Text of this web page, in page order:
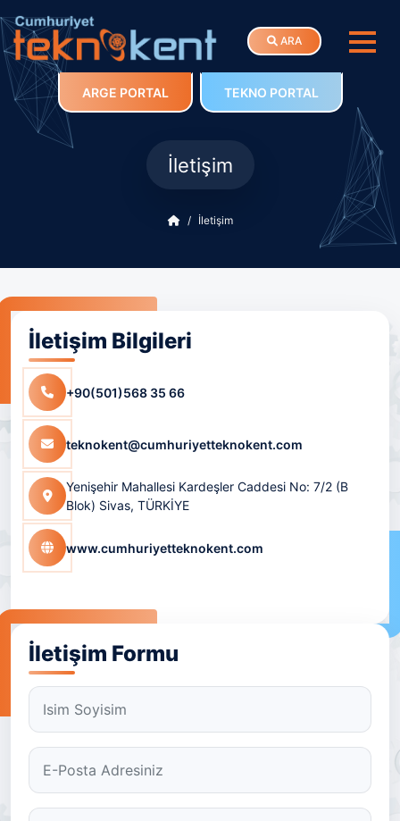
ARA
ARGE PORTAL TEKNO PORTAL
İletişim
İletişim
İletişim Bilgileri
+90(501)568 35 66
teknokent@cumhuriyetteknokent.com
Yenişehir Mahallesi Kardeşler Caddesi No: 7/2 (B
Blok) Sivas, TÜRKİYE
www.cumhuriyetteknokent.com
İletişim Formu